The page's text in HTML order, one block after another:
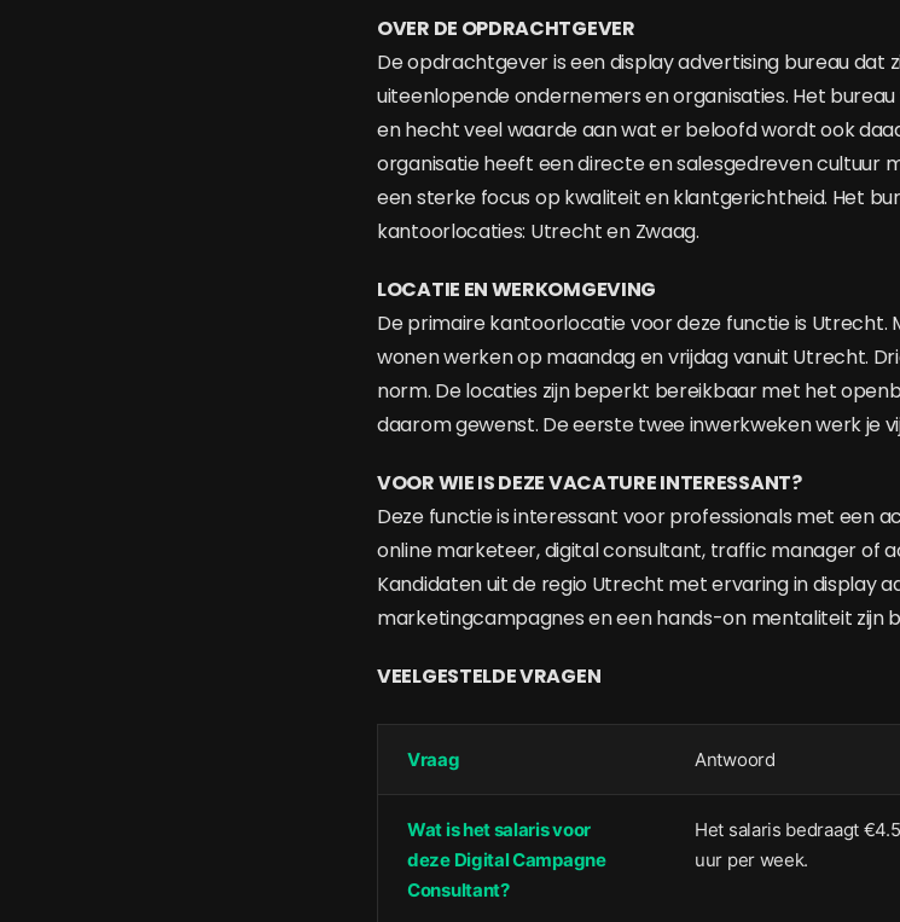
OVER DE OPDRACHTGEVER
De opdrachtgever is een display advertising bureau
uiteenlopende ondernemers en organisaties. Het
en hecht veel waarde aan wat er beloofd wordt ook
organisatie heeft een directe en salesgedreven cultuur
een sterke focus op kwaliteit en klantgerichtheid. Het
kantoorlocaties: Utrecht en Zwaag.
LOCATIE EN WERKOMGEVING
De primaire kantoorlocatie voor deze functie is Utrecht.
wonen werken op maandag en vrijdag vanuit Utrecht.
norm. De locaties zijn beperkt bereikbaar met het
daarom gewenst. De eerste twee inwerkweken werk je
VOOR WIE IS DEZE VACATURE INTERESSANT?
Deze functie is interessant voor professionals met een
online marketeer, digital consultant, traffic manager of
Kandidaten uit de regio Utrecht met ervaring in display
marketingcampagnes en een hands-on mentaliteit zijn
VEELGESTELDE VRAGEN
Vraag Antwoord
Wat is het salaris voor
deze Digital Campagne
Consultant?
Het salaris bedraagt
uur per week.